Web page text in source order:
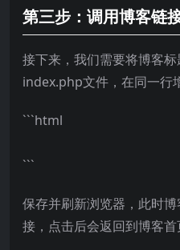
第三步：调用博客链
接下来，我们需要将博客
index.php文件，在同一行
```html
```
保存并刷新浏览器，此时
接，点击后会返回到博客首